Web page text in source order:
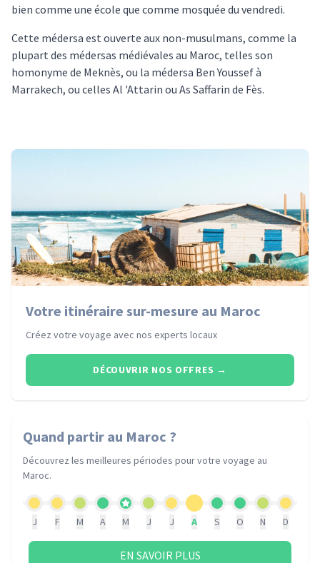
bien comme une école que comme mosquée du vendredi.
Cette médersa est ouverte aux non-musulmans, comme la
plupart des médersas médiévales au Maroc, telles son
homonyme de Meknès, ou la médersa Ben Youssef à
Marrakech, ou celles Al 'Attarin ou As Saffarin de Fès.
Votre itinéraire sur-mesure au Maroc
Créez votre voyage avec nos experts locaux
DÉCOUVRIR NOS OFFRES →
Quand partir au Maroc ?
Découvrez les meilleures périodes pour votre voyage au
Maroc.
J F M A M J J A S O N D
EN SAVOIR PLUS